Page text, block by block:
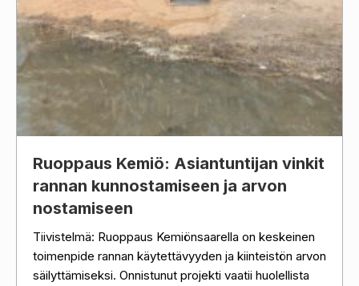
Ruoppaus Kemiö: Asiantuntijan vinkit
rannan kunnostamiseen ja arvon
nostamiseen
Tiivistelmä: Ruoppaus Kemiönsaarella on keskeinen
toimenpide rannan käytettävyyden ja kiinteistön arvon
säilyttämiseksi. Onnistunut projekti vaatii huolellista